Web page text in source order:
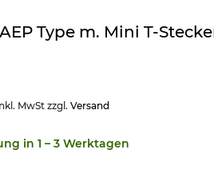
Type m. Mini T-
MwSt zzgl. Versand
in 1 – 3 Werktagen